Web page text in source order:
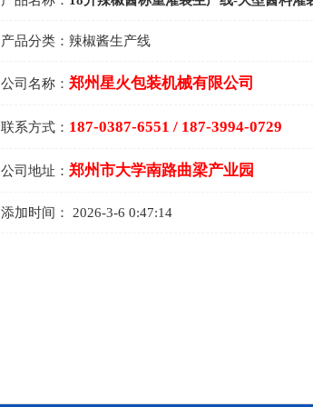
产品分类： 辣椒酱生产线
公司名称： 郑州星火包装机械有限公司
联系方式： 187-0387-6551 / 187-3994-0729
公司地址： 郑州市大学南路曲梁产业园
添加时间： 2026-3-6 0:47:14